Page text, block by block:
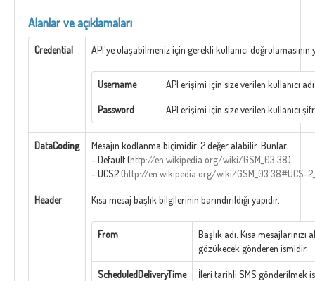
Alanlar ve açıklamaları
Credential API'ye ulaşabilmeniz için gerekli kullanıcı doğrulamasının
Username API erişimi için size verilen kullanıcı
Password API erişimi için size verilen kullanıcı
DataCoding
Mesajın kodlanma biçimidir. 2 değer alabilir. Bunlar;
- Default (http://en.wikipedia.org/wiki/GSM_03.38)
- UCS2 (http://en.wikipedia.org/wiki/GSM_03.38#UCS-
Header Kısa mesaj başlık bilgilerinin barındırıldığı yapıdır.
From
Başlık adı. Kısa mesajlarınızı
gözükecek gönderen ismidir.
ScheduledDeliveryTime
İleri tarihli SMS gönderilmek